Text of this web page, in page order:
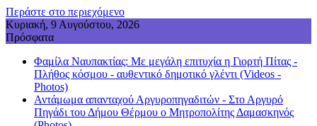
Περάστε στο περιεχόμενο
Κυριακή, 9 Αυγούστου, 2026
Πρόσφατα
Φαμίλα Ναυπακτίας: Με μεγάλη επιτυχία η Γιορτή Πίτας -
Πλήθος κόσμου - αυθεντικό δημοτικό γλέντι (Videos -
Photos)
Αντάμωμα απανταχού Αργυροπηγαδιτών - Στο Αργυρό
Πηγάδι του Δήμου Θέρμου ο Μητροπολίτης Δαμασκηνός